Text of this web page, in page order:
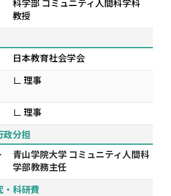
科学部 コミュニティ人間科学科
教授
日本教育社会学会
∟ 理事
∟ 理事
政分担
青山学院大学 コミュニティ人間科
学部教務主任
・科研費